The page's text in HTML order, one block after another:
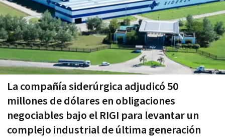
La compañía siderúrgica adjudicó 50
millones de dólares en obligaciones
negociables bajo el RIGI para levantar un
complejo industrial de última generación